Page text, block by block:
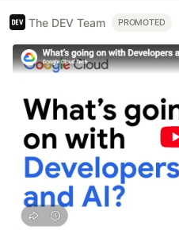
The DEV Team PROMOTED